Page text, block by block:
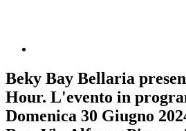
Beky Bay Bellaria
Hour. L'evento in
Domenica 30 Giugno